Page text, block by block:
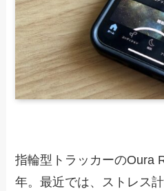
指輪型トラッカーのOura
年。最近では、ストレス